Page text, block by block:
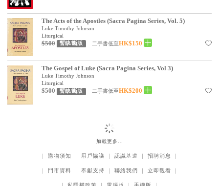
童書
精選影音
其他
禮品專區
得獎作品推介
精選英文書
電子書
The Acts of the Apostles (Sacra Pagina Series, Vol. 5)
Luke Timothy Johnson
Liturgical
$500 暫缺/斷版 二手書低至HK$150
The Gospel of Luke (Sacra Pagina Series, Vol 3)
Luke Timothy Johnson
Liturgical
$500 暫缺/斷版 二手書低至HK$200
加載更多…
｜ 購物須知 ｜ 用戶協議 ｜ 認識基道 ｜ 招聘消息 ｜
｜ 門市資料 ｜ 奉獻支持 ｜ 聯絡我們 ｜ 立即觀看 ｜